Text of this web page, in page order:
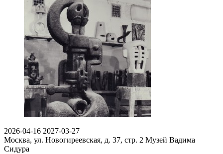
2026-04-16 2027-03-27
Москва, ул. Новогиреевская, д. 37, стр. 2 Музей Вадима
Сидура